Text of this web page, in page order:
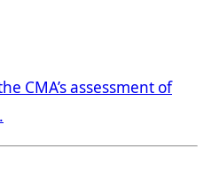
CMA’s assessment of